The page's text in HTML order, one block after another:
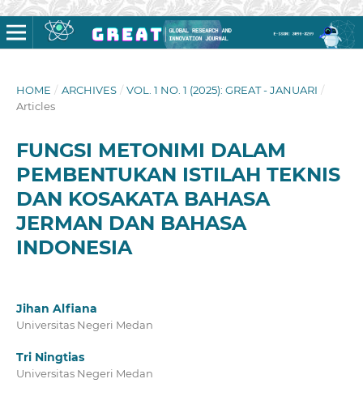
HOME / ARCHIVES / VOL. 1 NO. 1 (2025): GREAT - JANUARI /
Articles
FUNGSI METONIMI DALAM
PEMBENTUKAN ISTILAH TEKNIS
DAN KOSAKATA BAHASA
JERMAN DAN BAHASA
INDONESIA
Jihan Alfiana
Universitas Negeri Medan
Tri Ningtias
Universitas Negeri Medan